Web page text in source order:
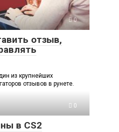
0
отзыв,
из крупнейших
отзывов в рунете.
0
в CS2